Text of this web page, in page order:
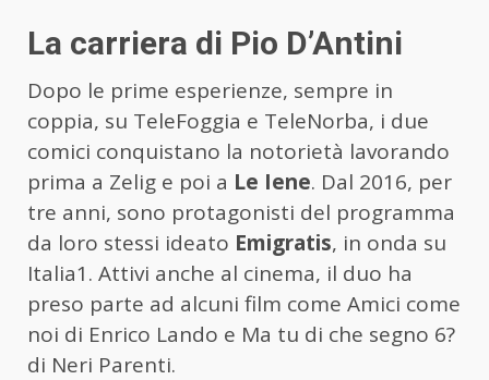
La carriera di Pio D’Antini
Dopo le prime esperienze, sempre in
coppia, su TeleFoggia e TeleNorba, i due
comici conquistano la notorietà lavorando
prima a Zelig e poi a Le Iene. Dal 2016, per
tre anni, sono protagonisti del programma
da loro stessi ideato Emigratis, in onda su
Italia1. Attivi anche al cinema, il duo ha
preso parte ad alcuni film come Amici come
noi di Enrico Lando e Ma tu di che segno 6?
di Neri Parenti.